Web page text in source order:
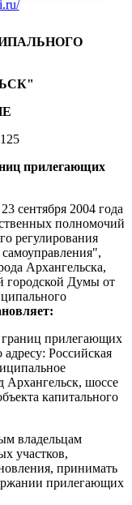
прилегающих
сентября 2004 года
полномочий
регулирования
Архангельска,
городской Думы от
границ прилегающих
Российская
Архангельск, шоссе
капитального
владельцам
участков,
принимать
прилегающих